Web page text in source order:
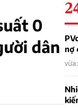
0
dân nợ
vừa